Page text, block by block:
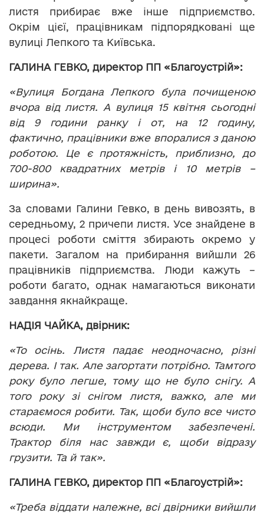
листя прибирає вже інше підприємство.
Окрім цієї, працівникам підпорядковані ще
вулиці Лепкого та Київська.
ГАЛИНА ГЕВКО, директор ПП «Благоустрій»:
«Вулиця Богдана Лепкого була почищеною
вчора від листя. А вулиця 15 квітня сьогодні
від 9 години ранку і от, на 12 годину,
фактично, працівники вже впоралися з даною
роботою. Це є протяжність, приблизно, до
700-800 квадратних метрів і 10 метрів –
ширина».
За словами Галини Гевко, в день вивозять, в
середньому, 2 причепи листя. Усе знайдене в
процесі роботи сміття збирають окремо у
пакети. Загалом на прибирання вийшли 26
працівників підприємства. Люди кажуть –
роботи багато, однак намагаються виконати
завдання якнайкраще.
НАДІЯ ЧАЙКА, двірник:
«То осінь. Листя падає неодночасно, різні
дерева. І так. Але загортати потрібно. Тамтого
року було легше, тому що не було снігу. А
того року зі снігом листя, важко, але ми
стараємося робити. Так, щоби було все чисто
всюди. Ми інструментом забезпечені.
Трактор біля нас завжди є, щоби відразу
грузити. Та й так».
ГАЛИНА ГЕВКО, директор ПП «Благоустрій»:
«Треба віддати належне, всі двірники вийшли